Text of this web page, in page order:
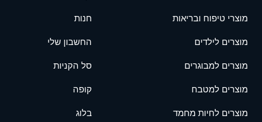
מוצרי טיפוח ובריאות
מוצרים לילדים
מוצרים למבוגרים
מוצרים למטבח
מוצרים לחיות מחמד
חנות
החשבון שלי
סל הקניות
קופה
בלוג